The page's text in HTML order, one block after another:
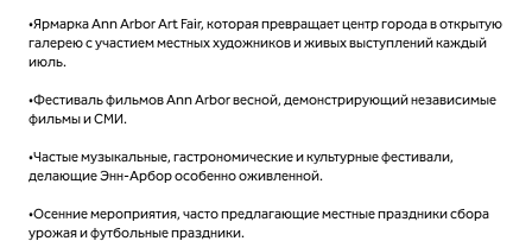
•Ярмарка Ann Arbor Art Fair, которая превращает центр города в открытую
галерею с участием местных художников и живых выступлений каждый
июль.
•Фестиваль фильмов Ann Arbor весной, демонстрирующий независимые
фильмы и СМИ.
•Частые музыкальные, гастрономические и культурные фестивали,
делающие Энн-Арбор особенно оживленной.
•Осенние мероприятия, часто предлагающие местные праздники сбора
урожая и футбольные праздники.